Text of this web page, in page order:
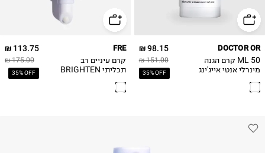
98.15 ₪
151.00 ₪
35% OFF
DOCTOR OR
50 ML קרם הגנה
מינרלי אנטי אייג'ינג
113.75 ₪
175.00 ₪
35% OFF
FRE
קרם עיניים רב
תכליתי BRIGHTEN
Restorative Eye